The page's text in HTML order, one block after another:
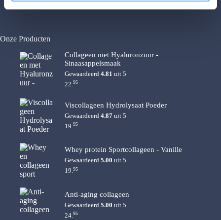
Onze Producten
Collageen met Hyaluronzuur -
Sinaasappelsmaak
Gewaardeerd 4.81 uit 5
22. 95
Viscollageen Hydrolysaat Poeder
Gewaardeerd 4.87uit 5
19. 95
Whey protein Sportcollageen - Vanille
Gewaardeerd 5.00 uit 5
19.95
Anti-aging collageen
Gewaardeerd 5.00 uit 5
24.95